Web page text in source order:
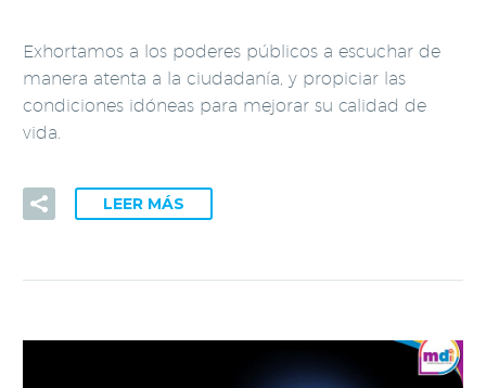
Exhortamos a los poderes públicos a escuchar de
manera atenta a la ciudadanía, y propiciar las
condiciones idóneas para mejorar su calidad de
vida.
LEER MÁS